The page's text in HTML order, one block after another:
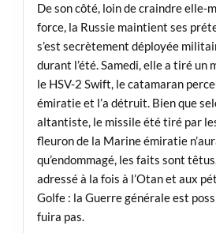
De son côté, loin de craindre elle-
force, la Russie maintient ses
s’est secrètement déployée
durant l’été. Samedi, elle a tiré un
le HSV-2 Swift, le catamaran
émiratie et l’a détruit. Bien que
altantiste, le missile été tiré par
fleuron de la Marine émiratie
qu’endommagé, les faits sont
adressé à la fois à l’Otan et aux
Golfe : la Guerre générale est
fuira pas.